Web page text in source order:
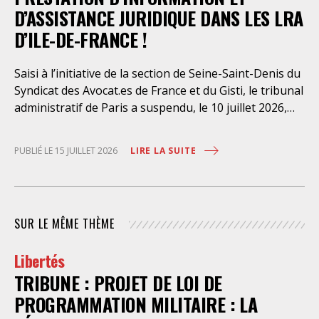
D’ASSISTANCE JURIDIQUE DANS LES LRA
D’ILE-DE-FRANCE !
Saisi à l’initiative de la section de Seine-Saint-Denis du
Syndicat des Avocat.es de France et du Gisti, le tribunal
administratif de Paris a suspendu, le 10 juillet 2026,
œuvre de prestations d’information et d’assistance
juridique des étrangers maintenus dans les locaux de
droits fondamentaux des personnes retenues et
déontologiques régissant la profession d’avocat. Ainsi,
l’assistance dont bénéficient les personnes retenues,
limitée à trois heures de permanence téléphonique
quotidienne sauf le dimanche (la présence de l’avocat
PUBLIÉ LE 15 JUILLET 2026 LIRE LA SUITE
SUR LE MÊME THÈME
Libertés
TRIBUNE : PROJET DE LOI DE
PROGRAMMATION MILITAIRE : LA